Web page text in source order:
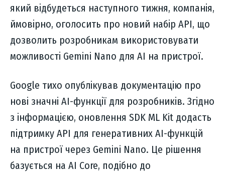
який відбудеться наступного тижня, компанія,
ймовірно, оголосить про новий набір API, що
дозволить розробникам використовувати
можливості Gemini Nano для AI на пристрої.
Google тихо опублікував документацію про
нові значні AI-функції для розробників. Згідно
з інформацією, оновлення SDK ML Kit додасть
підтримку API для генеративних AI-функцій
на пристрої через Gemini Nano. Це рішення
базується на AI Core, подібно до